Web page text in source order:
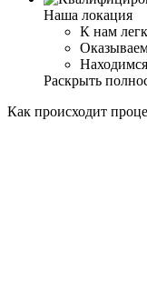
Наша локация
К нам
Раскрыть
Как происходит